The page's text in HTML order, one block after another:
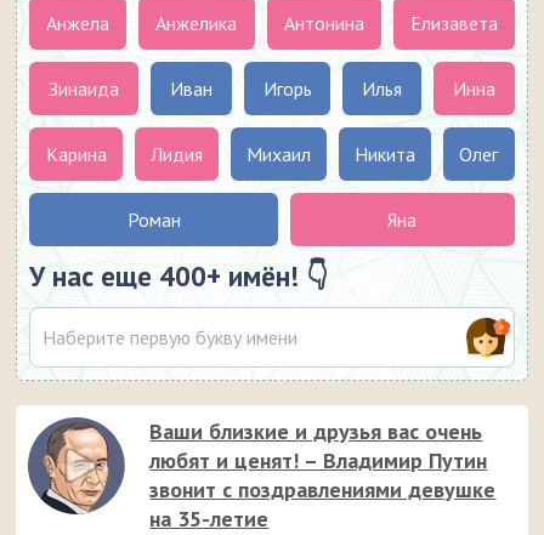
Анжела Анжелика Антонина Елизавета
Зинаида Иван Игорь Илья Инна
Карина Лидия Михаил Никита Олег
Роман Яна
У нас еще 400+ имён! 👇
Ваши близкие и друзья вас очень
любят и ценят! – Владимир Путин
звонит с поздравлениями девушке
на 35-летие